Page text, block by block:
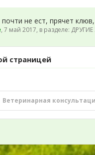
почти не ест, прячет
,7 май 2017, в разделе:
страницей
Ветеринарная